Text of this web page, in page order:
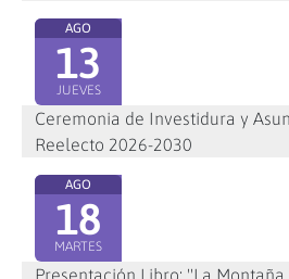
AGO
13
JUEVES
Ceremonia de Investidura y
Reelecto 2026-2030
AGO
18
MARTES
Presentación Libro: "La Montaña